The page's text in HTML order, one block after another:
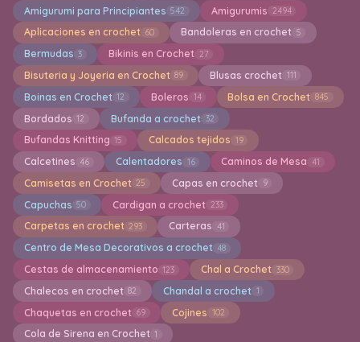
Amigurumi para Principiantes 542 Amigurumis 2494
Aplicaciones en crochet 60 Bandoleras en crochet 5
Bermudas 3 Bikinis en Crochet 27
Bisuteria y Joyeria en Crochet 89 Blusas crochet 111
Boinas en Crochet 12 Boleros 14 Bolsa en Crochet 845
Bordados 12 Bufanda a crochet 32
Bufandas Knitting 15 Calcados tejidos 19
Calcetines 46 Calentadores 16 Caminos de Mesa 41
Camisetas en Crochet 25 Capas en crochet 9
Capuchas 50 Cardigan a crochet 233
Carpetas en crochet 293 Carteras 41
Centro de Mesa Decorativos a crochet 48
Cestas de almacenamiento 123 Chal a Crochet 330
Chalecos en crochet 82 Chandal a crochet 1
Chaquetas en crochet 69 Cojines 102
Cola de Sirena en Crochet 1